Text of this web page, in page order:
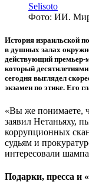
Selisoto
Фото: ИИ.
История израильской
в душных залах
действующий премьер-
который
сегодня выглядел
экзамен по этике. Его
«Вы же понимаете,
заявил Нетаньяху,
коррупционных
судьям и
интересовали
Подарки, пресса и